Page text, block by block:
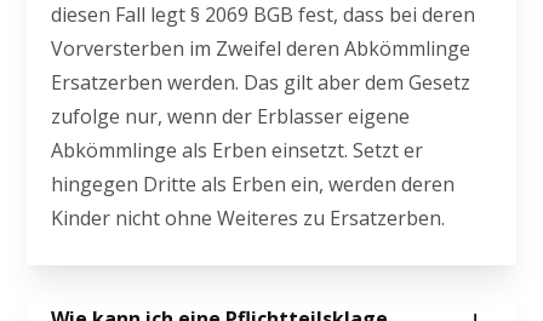
diesen Fall legt § 2069 BGB fest, dass bei deren
Vorversterben im Zweifel deren Abkömmlinge
Ersatzerben werden. Das gilt aber dem Gesetz
zufolge nur, wenn der Erblasser eigene
Abkömmlinge als Erben einsetzt. Setzt er
hingegen Dritte als Erben ein, werden deren
Kinder nicht ohne Weiteres zu Ersatzerben.